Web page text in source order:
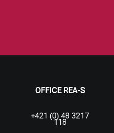
OFFICE REA-S
+421 (0) 48 3217
118